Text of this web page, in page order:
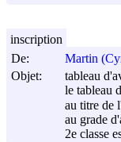
De:
Martin
Objet:
tableau
le tableau
au titre de
au grade
2e classe
inscription